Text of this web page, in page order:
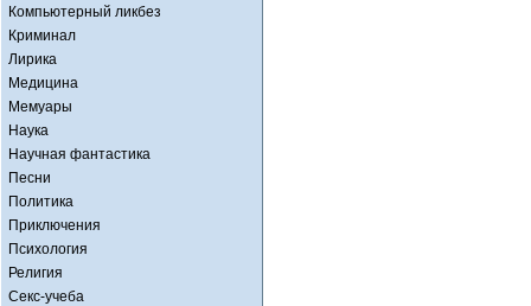
Компьютерный ликбез
Криминал
Лирика
Медицина
Мемуары
Наука
Научная фантастика
Песни
Политика
Приключения
Психология
Религия
Секс-учеба